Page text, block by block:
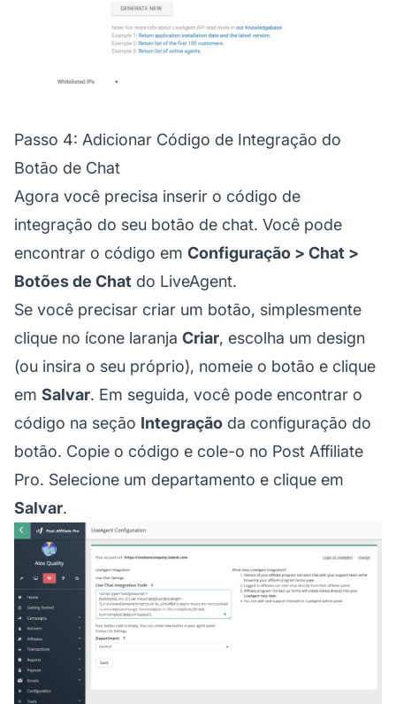
Passo 4: Adicionar Código de Integração do
Botão de Chat
Agora você precisa inserir o código de
integração do seu botão de chat. Você pode
encontrar o código em Configuração > Chat >
Botões de Chat do LiveAgent.
Se você precisar criar um botão, simplesmente
clique no ícone laranja Criar, escolha um design
(ou insira o seu próprio), nomeie o botão e clique
em Salvar. Em seguida, você pode encontrar o
código na seção Integração da configuração do
botão. Copie o código e cole-o no Post Affiliate
Pro. Selecione um departamento e clique em
Salvar.